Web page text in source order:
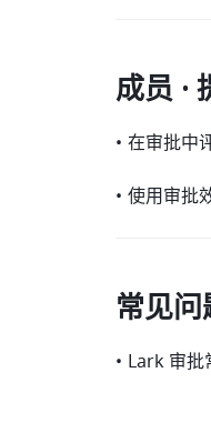
成员 ·
• 在审批中
• 使用审批
常见问
• Lark 审批